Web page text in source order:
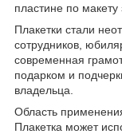
пластине по макету
Плакетки стали
сотрудников,
современная
подарком и
владельца.
Область
Плакетка может